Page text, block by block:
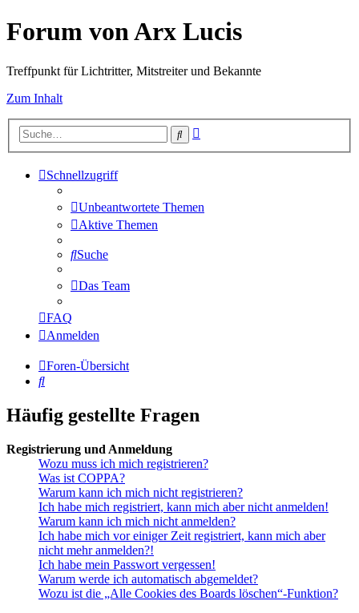
Forum von Arx Lucis
Treffpunkt für Lichtritter, Mitstreiter und Bekannte
Zum Inhalt
Suche
Schnellzugriff
Unbeantwortete Themen
Aktive Themen
Suche
Das Team
FAQ
Anmelden
Foren-Übersicht
Suche
Häufig gestellte Fragen
Registrierung und Anmeldung
Wozu muss ich mich registrieren?
Was ist COPPA?
Warum kann ich mich nicht registrieren?
Ich habe mich registriert, kann mich aber nicht anmelden!
Warum kann ich mich nicht anmelden?
Ich habe mich vor einiger Zeit registriert, kann mich aber
nicht mehr anmelden?!
Ich habe mein Passwort vergessen!
Warum werde ich automatisch abgemeldet?
Wozu ist die „Alle Cookies des Boards löschen“-Funktion?